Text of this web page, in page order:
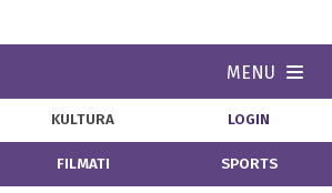
MENU
KULTURA LOGIN
FILMATI SPORTS